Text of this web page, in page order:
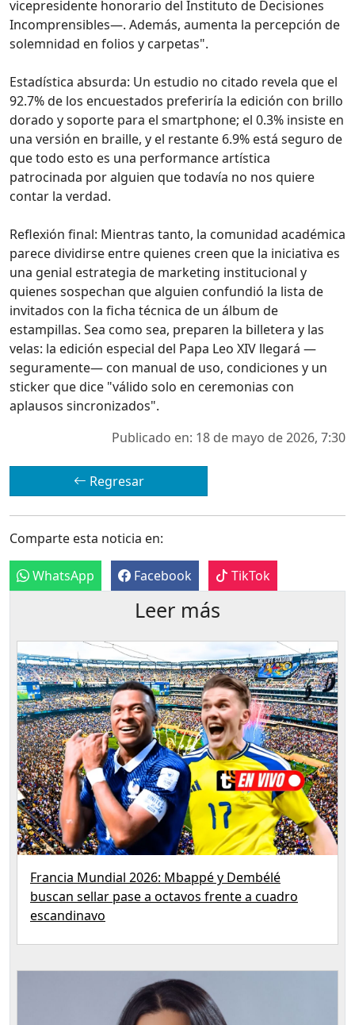
vicepresidente honorario del Instituto de Decisiones
Incomprensibles—. Además, aumenta la percepción de
solemnidad en folios y carpetas".
Estadística absurda: Un estudio no citado revela que el
92.7% de los encuestados preferiría la edición con brillo
dorado y soporte para el smartphone; el 0.3% insiste en
una versión en braille, y el restante 6.9% está seguro de
que todo esto es una performance artística
patrocinada por alguien que todavía no nos quiere
contar la verdad.
Reflexión final: Mientras tanto, la comunidad académica
parece dividirse entre quienes creen que la iniciativa es
una genial estrategia de marketing institucional y
quienes sospechan que alguien confundió la lista de
invitados con la ficha técnica de un álbum de
estampillas. Sea como sea, preparen la billetera y las
velas: la edición especial del Papa Leo XIV llegará —
seguramente— con manual de uso, condiciones y un
sticker que dice "válido solo en ceremonias con
aplausos sincronizados".
Publicado en: 18 de mayo de 2026, 7:30
Regresar
Comparte esta noticia en:
WhatsApp Facebook TikTok
Leer más
Francia Mundial 2026: Mbappé y Dembélé
buscan sellar pase a octavos frente a cuadro
escandinavo